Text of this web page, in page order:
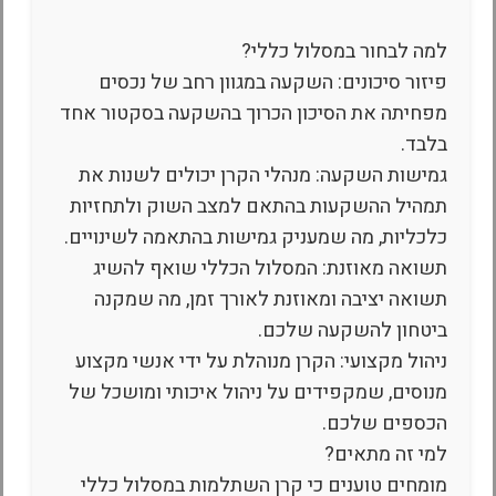
למה לבחור במסלול כללי?
פיזור סיכונים: השקעה במגוון רחב של נכסים
מפחיתה את הסיכון הכרוך בהשקעה בסקטור אחד
בלבד.
גמישות השקעה: מנהלי הקרן יכולים לשנות את
תמהיל ההשקעות בהתאם למצב השוק ולתחזיות
כלכליות, מה שמעניק גמישות בהתאמה לשינויים.
תשואה מאוזנת: המסלול הכללי שואף להשיג
תשואה יציבה ומאוזנת לאורך זמן, מה שמקנה
ביטחון להשקעה שלכם.
ניהול מקצועי: הקרן מנוהלת על ידי אנשי מקצוע
מנוסים, שמקפידים על ניהול איכותי ומושכל של
הכספים שלכם.
למי זה מתאים?
מומחים טוענים כי קרן השתלמות במסלול כללי